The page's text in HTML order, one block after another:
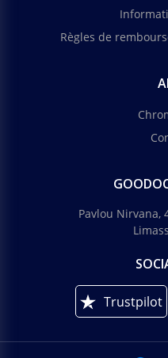
Règles de
Pavlou Nirvana,
Trustpilot